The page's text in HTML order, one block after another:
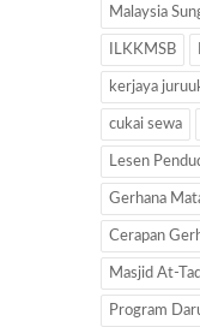
Malaysia
ILKKMSB
kerjaya
cukai sewa
Lesen
Gerhana
Cerapan
Masjid At-
Program